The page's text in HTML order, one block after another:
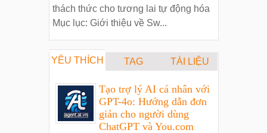
thách thức cho tương lai tự động hóa
Mục lục: Giới thiệu về Sw...
YÊU THÍCH TAG TÀI LIỆU
Tạo trợ lý AI cá nhân với
GPT-4o: Hướng dẫn đơn
giản cho người dùng
ChatGPT và You.com